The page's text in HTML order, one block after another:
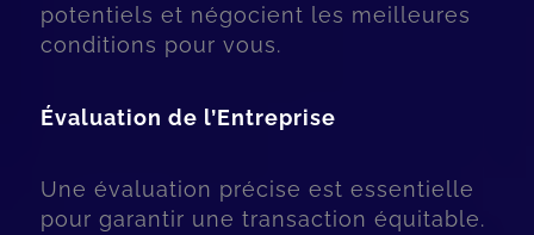
potentiels et négocient les meilleures
conditions pour vous.
Évaluation de l’Entreprise
Une évaluation précise est essentielle
pour garantir une transaction équitable.